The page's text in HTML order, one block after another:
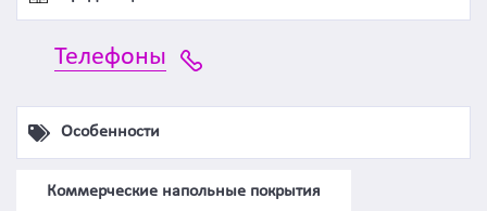
Телефоны
Особенности
Коммерческие напольные покрытия